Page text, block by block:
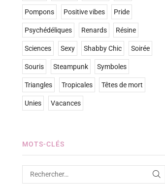
Pompons Positive vibes Pride
Psychédéliques Renards Résine
Sciences Sexy Shabby Chic Soirée
Souris Steampunk Symboles
Triangles Tropicales Têtes de mort
Unies Vacances
MOTS-CLÉS